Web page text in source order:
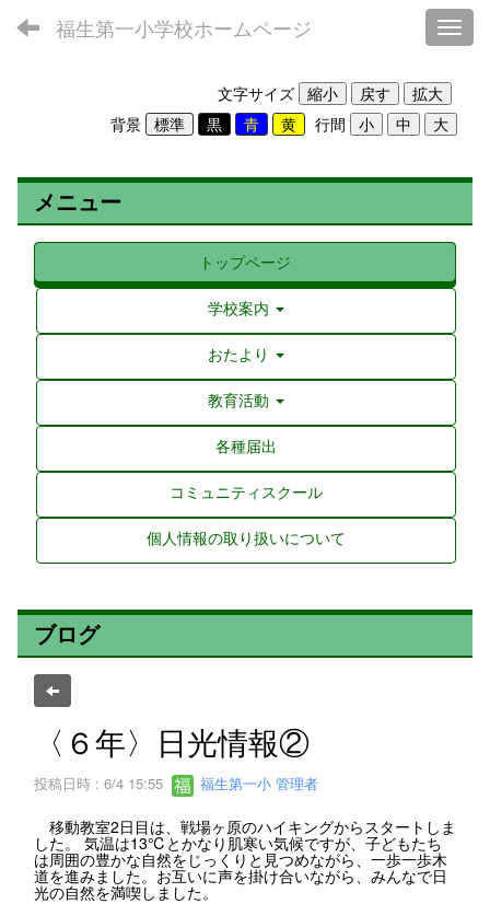
福生第一小学校ホームページ
文字サイズ
背景
行間
メニュー
トップページ
学校案内
おたより
教育活動
各種届出
コミュニティスクール
個人情報の取り扱いについて
ブログ
〈６年〉日光情報②
投稿日時 : 6/4 15:55 福生第一小 管理者
移動教室2日目は、戦場ヶ原のハイキングからスタートしま
した。 気温は13℃とかなり肌寒い気候ですが、子どもたち
は周囲の豊かな自然をじっくりと見つめながら、一歩一歩木
道を進みました。お互いに声を掛け合いながら、みんなで日
光の自然を満喫しました。